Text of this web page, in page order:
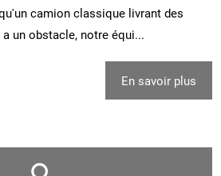
camion classique livrant des
un obstacle, notre équi...
En savoir plus